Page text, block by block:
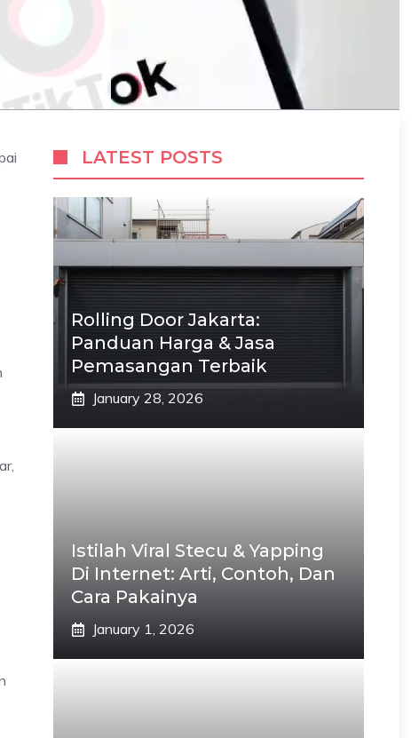
LATEST POSTS
Rolling Door Jakarta:
Panduan Harga & Jasa
Pemasangan Terbaik
January 28, 2026
Istilah Viral Stecu & Yapping
Di Internet: Arti, Contoh, Dan
Cara Pakainya
January 1, 2026